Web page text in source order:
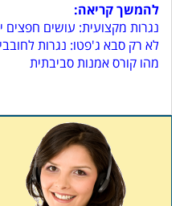
להמשך קריאה:
נגרות מקצועית: עושים חפצים
לא רק סבא ג'פטו: נגרות
מהו קורס אמנות סביבתית